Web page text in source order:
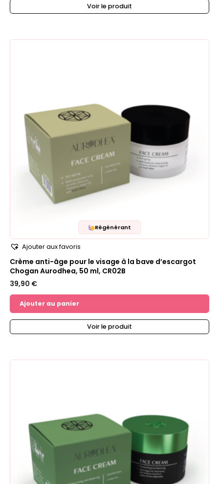
Voir le produit
Régénérant
Ajouter aux favoris
Crème anti-âge pour le visage à la bave d’escargot
Chogan Aurodhea, 50 ml, CR02B
39,90 €
Ajouter au panier
Voir le produit